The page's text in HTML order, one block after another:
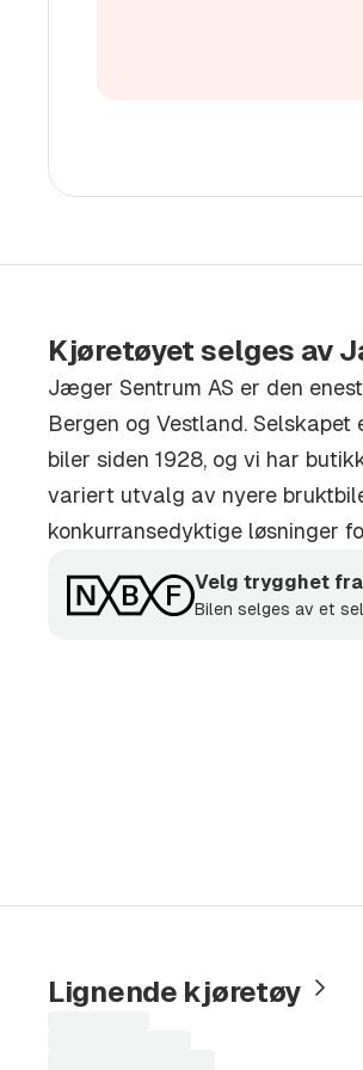
Dersom enkelte detaljer ved
Kjøretøyet selges av
Jæger Sentrum AS er den
Bergen og Vestland.
biler siden 1928, og vi har
variert utvalg av nyere
konkurransedyktige løsninger
Velg trygghet fra
Bilen selges av et
Lignende kjøretøy